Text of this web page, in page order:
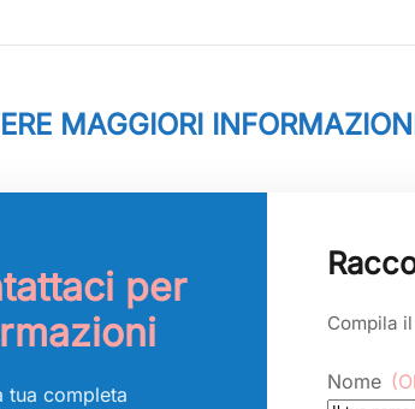
MAGGIORI
per
tua completa
Compila
Nome